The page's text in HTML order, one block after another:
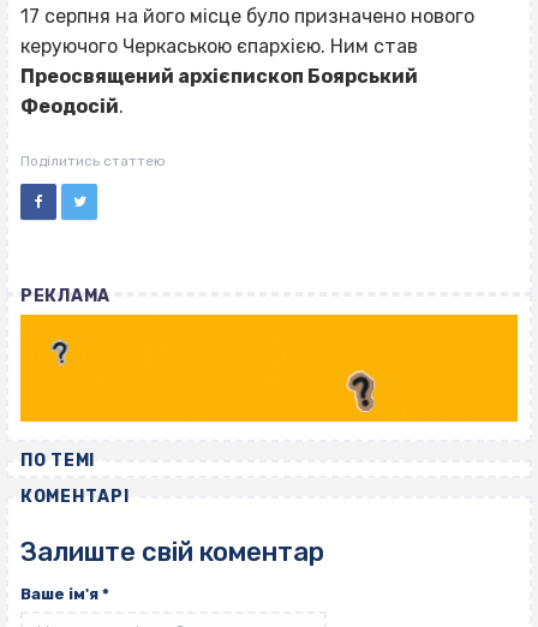
17 серпня на його місце було призначено нового
керуючого Черкаською єпархією. Ним став
Преосвящений архієпископ Боярський
Феодосій.
Поділитись статтею
РЕКЛАМА
ПО ТЕМІ
КОМЕНТАРІ
Залиште свій коментар
Ваше ім'я *